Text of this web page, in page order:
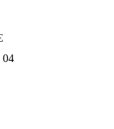
04